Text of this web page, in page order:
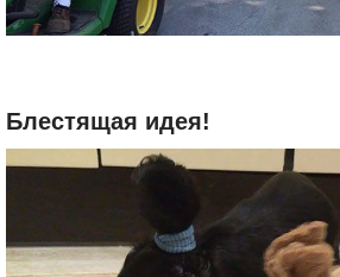
Блестящая идея!